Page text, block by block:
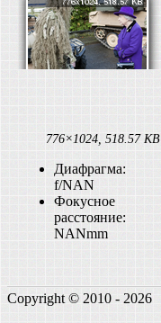
776×1024, 518.57 KB
Диафрагма:
f/NAN
Фокусное
расстояние:
NANmm
Copyright © 2010 - 2026